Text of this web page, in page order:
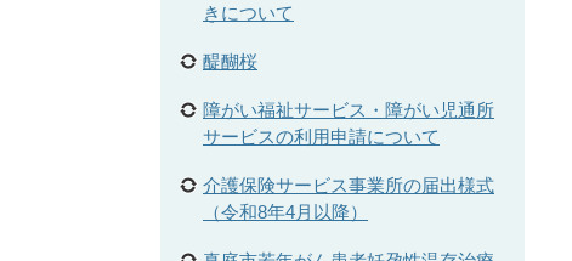
きについて
醍醐桜
障がい福祉サービス・障がい児通所
サービスの利用申請について
介護保険サービス事業所の届出様式
（令和8年4月以降）